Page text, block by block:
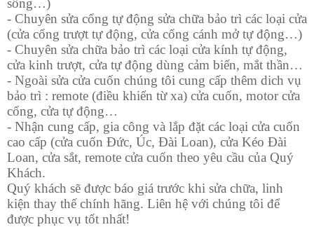
sống…)
- Chuyên sửa cổng tự động sửa chữa bảo trì các loại cửa
(cửa cổng trượt tự động, cửa cổng cánh mở tự động…)
- Chuyên sửa chữa bảo trì các loại cửa kính tự động,
cửa kinh trượt, cửa tự động dùng cảm biến, mắt thần…
- Ngoài sửa cửa cuốn chúng tôi cung cấp thêm dich vụ
bảo trì : remote (điều khiển từ xa) cửa cuốn, motor cửa
cổng, cửa tự động…
- Nhận cung cấp, gia công và lắp đặt các loại cửa cuốn
cao cấp (cửa cuốn Đức, Úc, Đài Loan), cửa Kéo Đài
Loan, cửa sắt, remote cửa cuốn theo yêu cầu của Quý
Khách.
Quý khách sẽ được báo giá trước khi sửa chữa, linh
kiện thay thế chính hãng. Liên hệ với chúng tôi để
được phục vụ tốt nhất!